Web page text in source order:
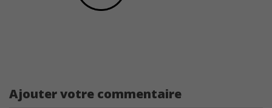
Ajouter votre commentaire